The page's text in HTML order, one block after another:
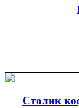
Столик